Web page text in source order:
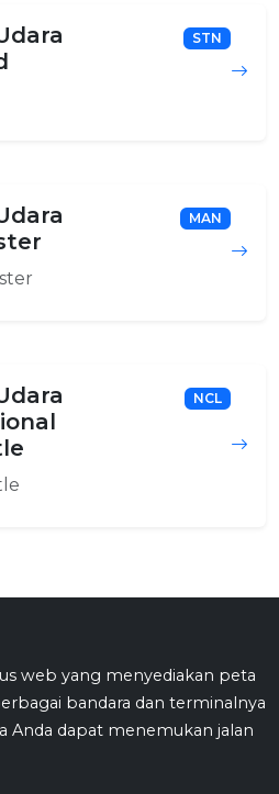
STN
MAN
NCL
web yang menyediakan peta
bandara dan terminalnya
Anda dapat menemukan jalan